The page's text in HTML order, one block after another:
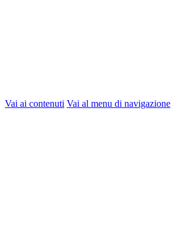
Vai ai contenuti Vai al menu di navigazione